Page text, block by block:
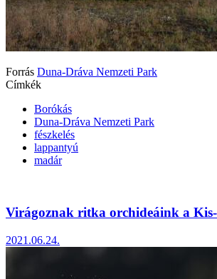
Forrás Duna-Dráva Nemzeti Park
Címkék
Borókás
Duna-Dráva Nemzeti Park
fészkelés
lappantyú
madár
Virágoznak ritka orchideáink a
2021.06.24.